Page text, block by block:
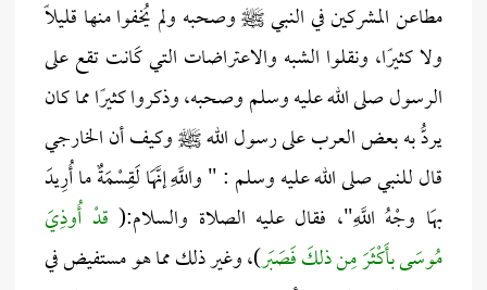
مطاعن المشركين في النبي ﷺ وصحبه ولم يُخفوا منها قليلًا
ولا كثيرًا، ونقلوا الشبه والاعتراضات التي كَانت تقع على
الرسول صلى الله عليه وسلم وصحبه، وذكروا كثيرًا مما كان
يردُّ به بعض العرب على رسول الله ﷺ وكيف أن الخارجي
قال للنبي صلى الله عليه وسلم : " واللَّهِ إنَّهَا لَقِسْمَةٌ ما أُرِيدَ
بهَا وجْهُ اللَّهِ"، فقال عليه الصلاة والسلام:( قدْ أُوذِيَ
مُوسَى بأَكْثَرَ مِن ذلكَ فَصَبَر)، وغير ذلك مما هو مستفيض في